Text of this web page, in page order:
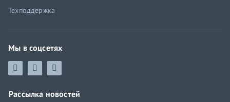
Техподдержка
Мы в соцсетях
Рассылка новостей